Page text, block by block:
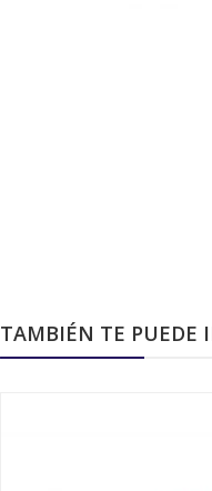
TAMBIÉN TE PUEDE